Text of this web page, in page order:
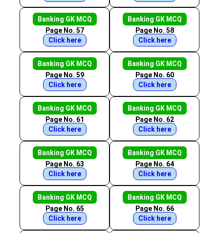
Banking GK MCQ
Page No. 57
Click here
Banking GK MCQ
Page No. 58
Click here
Banking GK MCQ
Page No. 59
Click here
Banking GK MCQ
Page No. 60
Click here
Banking GK MCQ
Page No. 61
Click here
Banking GK MCQ
Page No. 62
Click here
Banking GK MCQ
Page No. 63
Click here
Banking GK MCQ
Page No. 64
Click here
Banking GK MCQ
Page No. 65
Click here
Banking GK MCQ
Page No. 66
Click here